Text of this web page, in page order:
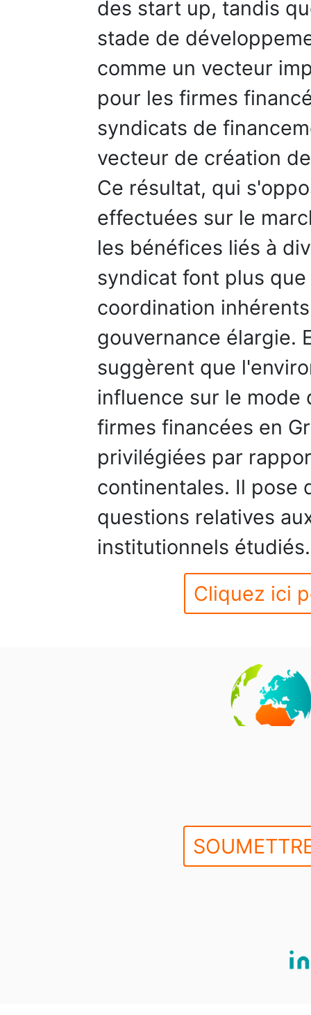
des start up, tandis
stade de
comme un vecteur
pour les firmes
syndicats de
vecteur de création
Ce résultat, qui
effectuées sur le
les bénéfices liés à
syndicat font plus
coordination
gouvernance élargie.
suggèrent que
influence sur le mode
firmes financées en
privilégiées par
continentales. Il pose
questions relatives
institutionnels étudiés.
Cliquez ici